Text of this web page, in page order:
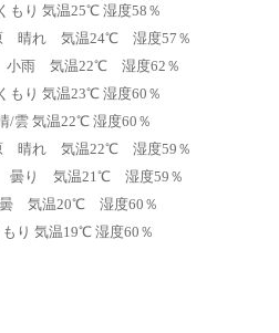
もり 気温25℃ 湿度58％
晴れ 気温24℃ 湿度57％
小雨 気温22℃ 湿度62％
もり 気温23℃ 湿度60％
/雲 気温22℃ 湿度60％
晴れ 気温22℃ 湿度59％
曇り 気温21℃ 湿度59％
曇 気温20℃ 湿度60％
り 気温19℃ 湿度60％